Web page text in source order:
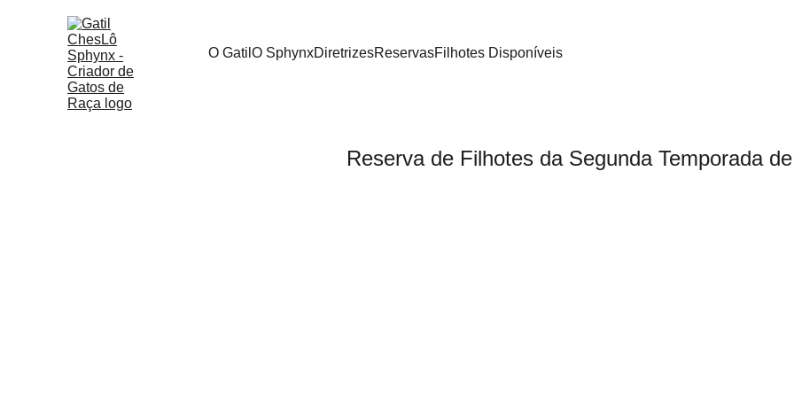
O Gatil O SphynxDiretrizesReservasFilhotes Disponíveis
Reserva de Filhotes da Segunda Temporada